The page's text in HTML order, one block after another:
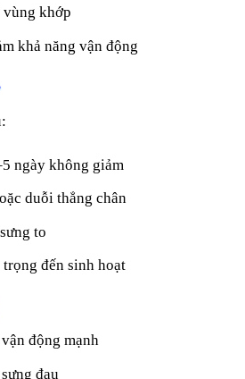
vùng khớp
khả năng vận động
ngày không giảm
duỗi thẳng chân
to
đến sinh hoạt
động mạnh
đau